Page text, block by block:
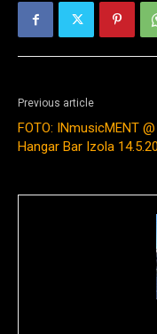
Previous article
FOTO: INmusicMENT @
Hangar Bar Izola